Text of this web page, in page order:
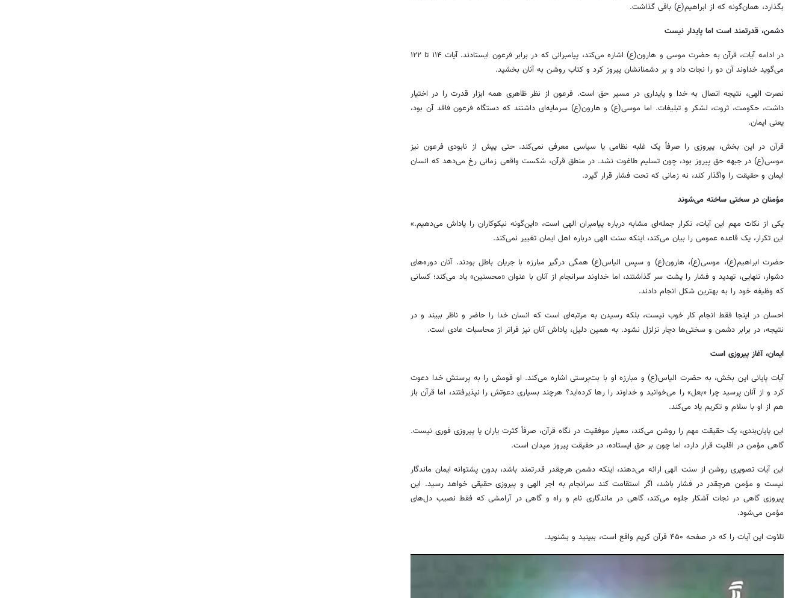
بگذارد، همان‌گونه که از ابراهیم(ع) باقی گذاشت.
دشمن، قدرتمند است اما پایدار نیست
در ادامه آیات، قرآن به حضرت موسی و هارون(ع) اشاره می‌کند، پیامبرانی که در برابر فرعون ایستادند. آیات ۱۱۴ تا ۱۲۲
می‌گوید خداوند آن دو را نجات داد و بر دشمنانشان پیروز کرد و کتاب روشن به آنان بخشید.
نصرت الهی، نتیجه اتصال به خدا و پایداری در مسیر حق است. فرعون از نظر ظاهری همه ابزار قدرت را در اختیار
داشت، حکومت، ثروت، لشکر و تبلیغات. اما موسی(ع) و هارون(ع) سرمایه‌ای داشتند که دستگاه فرعون فاقد آن بود،
یعنی ایمان.
قرآن در این بخش، پیروزی را صرفاً یک غلبه نظامی یا سیاسی معرفی نمی‌کند. حتی پیش از نابودی فرعون نیز
موسی(ع) در جبهه حق پیروز بود، چون تسلیم طاغوت نشد. در منطق قرآن، شکست واقعی زمانی رخ می‌دهد که انسان
ایمان و حقیقت را واگذار کند، نه زمانی که تحت فشار قرار گیرد.
مؤمنان در سختی ساخته می‌شوند
یکی از نکات مهم این آیات، تکرار جمله‌ای مشابه درباره پیامبران الهی است، «این‌گونه نیکوکاران را پاداش می‌دهیم.»
این تکرار، یک قاعده عمومی را بیان می‌کند، اینکه سنت الهی درباره اهل ایمان تغییر نمی‌کند.
حضرت ابراهیم(ع)، موسی(ع)، هارون(ع) و سپس الیاس(ع) همگی درگیر مبارزه با جریان باطل بودند. آنان دوره‌های
دشوار، تنهایی، تهدید و فشار را پشت سر گذاشتند، اما خداوند سرانجام از آنان با عنوان «محسنین» یاد می‌کند؛ کسانی
که وظیفه خود را به بهترین شکل انجام دادند.
احسان در اینجا فقط انجام کار خوب نیست، بلکه رسیدن به مرتبه‌ای است که انسان خدا را حاضر و ناظر ببیند و در
نتیجه، در برابر دشمن و سختی‌ها دچار تزلزل نشود. به همین دلیل، پاداش آنان نیز فراتر از محاسبات عادی است.
ایمان، آغاز پیروزی است
آیات پایانی این بخش، به حضرت الیاس(ع) و مبارزه او با بت‌پرستی اشاره می‌کند. او قومش را به پرستش خدا دعوت
کرد و از آنان پرسید چرا «بعل» را می‌خوانید و خداوند را رها کرده‌اید؟ هرچند بسیاری دعوتش را نپذیرفتند، اما قرآن باز
هم از او با سلام و تکریم یاد می‌کند.
این پایان‌بندی، یک حقیقت مهم را روشن می‌کند، معیار موفقیت در نگاه قرآن، صرفاً کثرت یاران یا پیروزی فوری نیست.
گاهی مؤمن در اقلیت قرار دارد، اما چون بر حق ایستاده، در حقیقت پیروز میدان است.
این آیات تصویری روشن از سنت الهی ارائه می‌دهند، اینکه دشمن هرچقدر قدرتمند باشد، بدون پشتوانه ایمان ماندگار
نیست و مؤمن هرچقدر در فشار باشد، اگر استقامت کند سرانجام به اجر الهی و پیروزی حقیقی خواهد رسید. این
پیروزی گاهی در نجات آشکار جلوه می‌کند، گاهی در ماندگاری نام و راه و گاهی در آرامشی که فقط نصیب دل‌های
مؤمن می‌شود.
تلاوت این آیات را که در صفحه ۴۵۰ قرآن کریم واقع است، ببینید و بشنوید.